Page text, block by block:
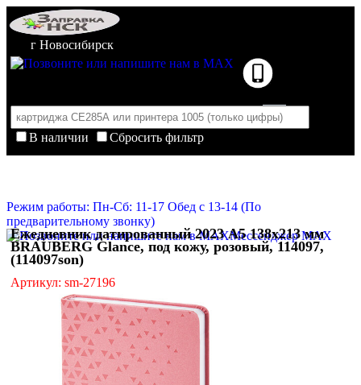
г Новосибирск
В наличии
Сбросить фильтр
Корзина пуста
Режим работы: Пн-Сб: 11-17 Обед с 13-14 (По
предварительному звонку)
Мессенджер MAX
Ежедневник датированный 2023 А5 138x213 мм
BRAUBERG Glance, под кожу, розовый, 114097,
(114097son)
Артикул: sm-27196